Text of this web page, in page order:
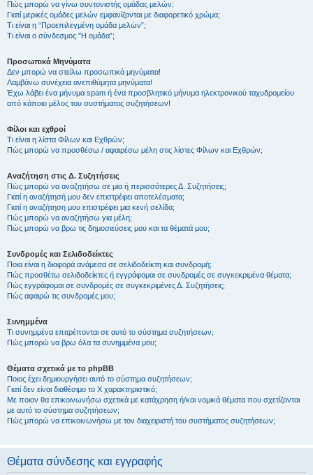
Πώς μπορώ να γίνω συντονιστής ομάδας μελών;
Γιατί μερικές ομάδες μελών εμφανίζονται με διαφορετικό χρώμα;
Τι είναι η “Προεπιλεγμένη ομάδα μελών”;
Τι είναι ο σύνδεσμος "Η ομάδα”;
Προσωπικά Μηνύματα
Δεν μπορώ να στείλω προσωπικά μηνύματα!
Λαμβάνω συνέχεια ανεπιθύμητα μηνύματα!
Έχω λάβει ένα μήνυμα spam ή ένα προσβλητικό μήνυμα ηλεκτρονικού ταχυδρομείου
από κάποιο μέλος του συστήματος συζητήσεων!
Φίλοι και εχθροί
Τι είναι η λίστα Φίλων και Εχθρών;
Πώς μπορώ να προσθέσω / αφαιρέσω μέλη στις λίστες Φίλων και Εχθρών;
Αναζήτηση στις Δ. Συζητήσεις
Πώς μπορώ να αναζητήσω σε μια ή περισσότερες Δ. Συζητήσεις;
Γιατί η αναζήτησή μου δεν επιστρέφει αποτελέσματα;
Γιατί η αναζήτηση μου επιστρέφει μια κενή σελίδα;
Πώς μπορώ να αναζητήσω για μέλη;
Πώς μπορώ να βρω τις δημοσιεύσεις μου και τα θέματά μου;
Συνδρομές και Σελιδοδείκτες
Ποια είναι η διαφορά ανάμεσα σε σελιδοδείκτη και συνδρομή;
Πώς προσθέτω σελιδοδείκτες ή εγγράφομαι σε συνδρομές σε συγκεκριμένα θέματα;
Πώς εγγράφομαι σε συνδρομές σε συγκεκριμένες Δ. Συζητήσεις;
Πώς αφαιρώ τις συνδρομές μου;
Συνημμένα
Τι συνημμένα επιτρέπονται σε αυτό το σύστημα συζητήσεων;
Πώς μπορώ να βρω όλα τα συνημμένα μου;
Θέματα σχετικά με το phpBB
Ποιος έχει δημιουργήσει αυτό το σύστημα συζητήσεων;
Γιατί δεν είναι διαθέσιμο το Χ χαρακτηριστικό;
Με ποιον θα επικοινωνήσω σχετικά με κατάχρηση ή/και νομικά θέματα που σχετίζονται
με αυτό το σύστημα συζητήσεων;
Πώς μπορώ να επικοινωνήσω με τον διαχειριστή του συστήματος συζητήσεων;
Θέματα σύνδεσης και εγγραφής